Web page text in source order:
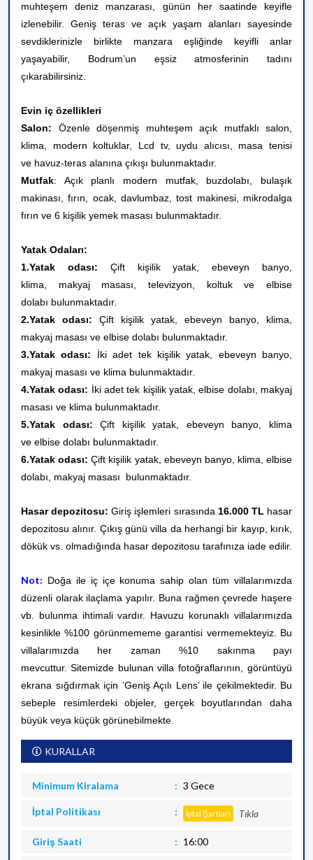
muhteşem deniz manzarası, günün her saatinde keyifle
izlenebilir. Geniş teras ve açık yaşam alanları sayesinde
sevdiklerinizle birlikte manzara eşliğinde keyifli anlar
yaşayabilir, Bodrum’un eşsiz atmosferinin tadını
çıkarabilirsiniz.
Evin iç özellikleri
Salon: Özenle döşenmiş muhteşem açık mutfaklı salon,
klima, modern koltuklar, Lcd tv, uydu alıcısı, masa tenisi
ve havuz-teras alanına çıkışı bulunmaktadır.
Mutfak: Açık planlı modern mutfak, buzdolabı, bulaşık
makinası, fırın, ocak, davlumbaz, tost makinesi, mikrodalga
fırın ve 6 kişilik yemek masası bulunmaktadır.
Yatak Odaları:
1.Yatak odası: Çift kişilik yatak, ebeveyn banyo,
klima, makyaj masası, televizyon, koltuk ve elbise
dolabı bulunmaktadır.
2.Yatak odası: Çift kişilik yatak, ebeveyn banyo, klima,
makyaj masası ve elbise dolabı bulunmaktadır.
3.Yatak odası: İki adet tek kişilik yatak, ebeveyn banyo,
makyaj masası ve klima bulunmaktadır.
4.Yatak odası: İki adet tek kişilik yatak, elbise dolabı, makyaj
masası ve klima bulunmaktadır.
5.Yatak odası:Çift kişilik yatak, ebeveyn banyo, klima
ve elbise dolabı bulunmaktadır.
6.Yatak odası:Çift kişilik yatak, ebeveyn banyo, klima, elbise
dolabı, makyaj masası bulunmaktadır.
Hasar depozitosu: Giriş işlemleri sırasında 16.000 TL hasar
depozitosu alınır. Çıkış günü villa da herhangi bir kayıp, kırık,
dökük vs. olmadığında hasar depozitosu tarafınıza iade edilir.
Not: Doğa ile iç içe konuma sahip olan tüm villalarımızda
düzenli olarak ilaçlama yapılır. Buna rağmen çevrede haşere
vb. bulunma ihtimali vardır. Havuzu korunaklı villalarımızda
kesinlikle %100 görünmememe garantisi vermemekteyiz. Bu
villalarımızda her zaman %10 sakınma payı
mevcuttur. Sitemizde bulunan villa fotoğraflarının, görüntüyü
ekrana sığdırmak için ’Geniş Açılı Lens’ ile çekilmektedir. Bu
sebeple resimlerdeki objeler, gerçek boyutlarından daha
büyük veya küçük görünebilmekte.
KURALLAR
Minimum Kiralama 3 Gece
İptal Politikası İptal Şartları Tıkla
Giriş Saati 16:00